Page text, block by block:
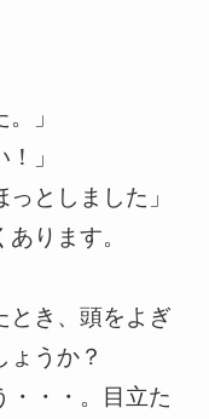
」
」
としました」
ります。
とき、頭をよぎ
ょうか？
・・・。目立た